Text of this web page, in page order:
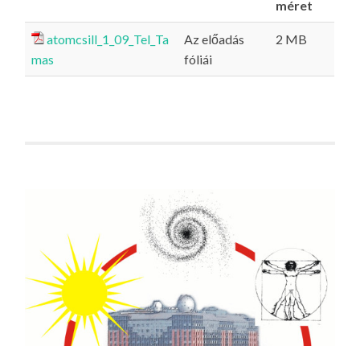
méret
atomcsill_1_09_Tel_Ta
mas
Az előadás
fóliái
2 MB